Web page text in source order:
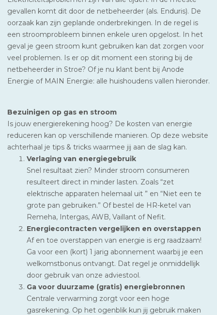
gevallen komt dit door de netbeheerder (als. Enduris). De
oorzaak kan zijn geplande onderbrekingen. In de regel is
een stroomprobleem binnen enkele uren opgelost. In het
geval je geen stroom kunt gebruiken kan dat zorgen voor
veel problemen. Is er op dit moment een storing bij de
netbeheerder in Stroe? Of je nu klant bent bij Anode
Energie of MAIN Energie: alle huishoudens vallen hieronder.
Bezuinigen op gas en stroom
Is jouw energierekening hoog? De kosten van energie
reduceren kan op verschillende manieren. Op deze website
achterhaal je tips & tricks waarmee jij aan de slag kan.
Verlaging van energiegebruik
Snel resultaat zien? Minder stroom consumeren
resulteert direct in minder lasten. Zoals “zet
elektrische apparaten helemaal uit ” en “Niet een te
grote pan gebruiken.” Of bestel de HR-ketel van
Remeha, Intergas, AWB, Vaillant of Nefit.
Energiecontracten vergelijken en overstappen
Af en toe overstappen van energie is erg raadzaam!
Ga voor een (kort) 1 jarig abonnement waarbij je een
welkomstbonus ontvangt. Dat regel je onmiddellijk
door gebruik van onze adviestool.
Ga voor duurzame (gratis) energiebronnen
Centrale verwarming zorgt voor een hoge
gasrekening. Op het ogenblik kun jij gebruik maken